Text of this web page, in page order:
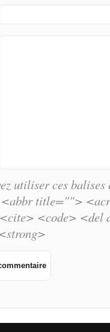
utiliser ces
title="">
<code>